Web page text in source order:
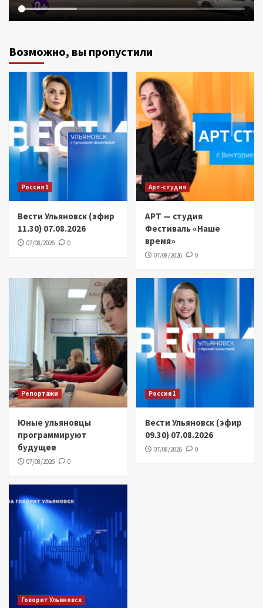
Возможно, вы пропустили
Россия 1
Вести Ульяновск (эфир
11.30) 07.08.2026
07/08/2026 0
Арт-студия
АРТ — студия
Фестиваль «Наше
время»
07/08/2026 0
Репортажи
Юные ульяновцы
программируют
будущее
07/08/2026 0
Россия 1
Вести Ульяновск (эфир
09.30) 07.08.2026
07/08/2026 0
Говорит Ульяновск